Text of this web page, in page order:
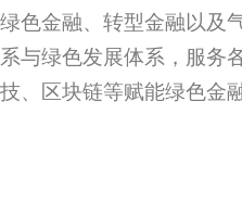
绿色金融、转型金融以及
系与绿色发展体系，服务
技、区块链等赋能绿色金